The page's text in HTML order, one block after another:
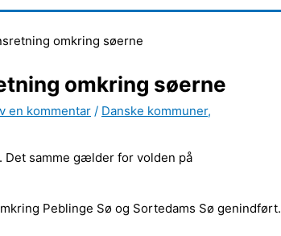
omkring søerne
omkring søerne
en kommentar / Danske kommuner,
Det samme gælder for volden på
Peblinge Sø og Sortedams Sø genindført.